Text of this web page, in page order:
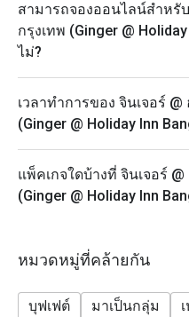
iced, popcorn corner
Guest who booked via
complimentary free flow
and Sprit)
Menu:
Kid Lunch Buffet (Mon -
THB
Kid Lunch Buffet (Sun)
－－－－－－－－－
Q: What kind of cuisine
สามารถจองออนไลน์สำหรั
กรุงเทพ (Ginger @
ไม่?
เวลาทำการของ จินเจอร์
(Ginger @ Holiday Inn
แพ็คเกจใดบ้างที่ จินเจอร์
(Ginger @ Holiday Inn
หมวดหมู่ที่คล้ายกัน
บุฟเฟต์ มาเป็นกลุ่ม